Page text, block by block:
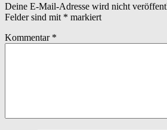
Deine E-Mail-Adresse wird nicht
Felder sind mit * markiert
Kommentar *